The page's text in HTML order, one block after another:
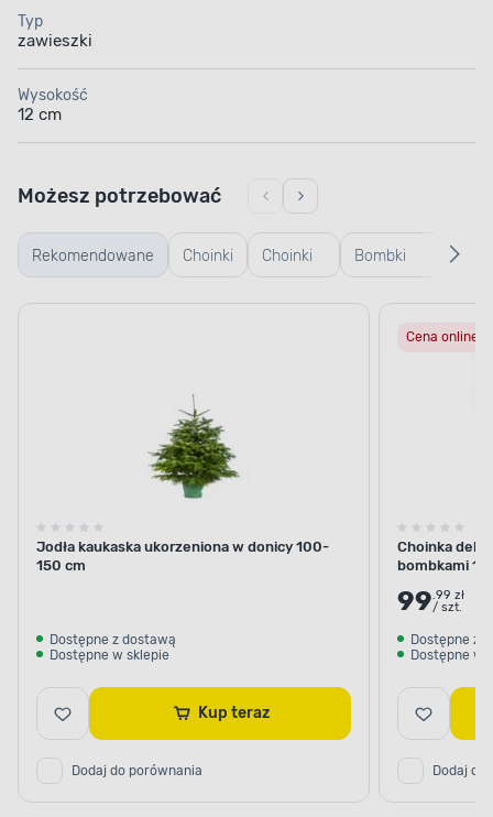
Typ
zawieszki
Wysokość
12 cm
Rekomendowane Choinki
żywe
Choinki
sztuczne
Bombki
plastikowe
Możesz potrzebować
Jodła kaukaska ukorzeniona w donicy 100-
150 cm
Dostępne z dostawą
Dostępne w sklepie
Kup teraz
Dodaj do porównania
Cena online
Choinka
bombkami
99.99 zł
/ szt.
Dostępne z
Dostępne w
Dodaj do